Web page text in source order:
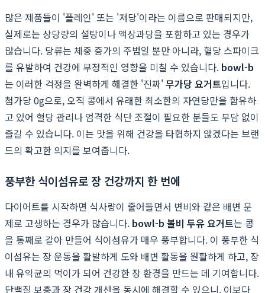
많은 제품들이 '플레인' 또는 '저당'이라는 이름으로 판매되지만,
실제로는 상당량의 설탕이나 액상과당을 포함하고 있는 경우가
많습니다. 당류는 체중 증가의 주범일 뿐만 아니라, 혈당 스파이크
를 유발하여 건강에 부정적인 영향을 미칠 수 있습니다. bowl-b
는 이러한 걱정을 완벽하게 해결한 '진짜' 무가당 요거트입니다.
첨가당 0g으로, 오직 콩에서 유래한 최소한의 자연당만을 함유하
고 있어 혈당 관리나 엄격한 식단 조절이 필요한 분들도 부담 없이
즐길 수 있습니다. 이는 맛을 위해 건강을 타협하지 않겠다는 브랜
드의 확고한 의지를 보여줍니다.
풍부한 식이섬유로 장 건강까지 한 번에
다이어트를 시작하면 식사량이 줄어들면서 변비와 같은 배변 문
제로 고생하는 경우가 많습니다. bowl-b 볼비 두유 요거트는 콩
을 통째로 갈아 만들어 식이섬유가 매우 풍부합니다. 이 풍부한 식
이섬유는 장 운동을 활발하게 도와 배변 활동을 원활하게 하고, 장
내 유익균의 먹이가 되어 건강한 장 환경을 만드는 데 기여합니다.
단백질 보충과 장 건강 개선을 동시에 해결할 수 있으니, 이보다